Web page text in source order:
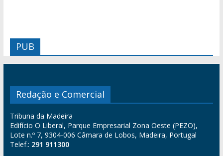
PUB
Redação e Comercial
Tribuna da Madeira
Edifício O Liberal, Parque Empresarial Zona Oeste (PEZO),
Lote n.º 7, 9304-006 Câmara de Lobos, Madeira, Portugal
Telef.: 291 911300